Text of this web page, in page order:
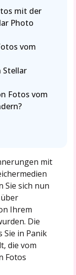
mit der
Photo
vom
Stellar
Fotos vom
mit
Sie sich nun
Ihrem
Die
Sie in Panik
die vom
Fotos